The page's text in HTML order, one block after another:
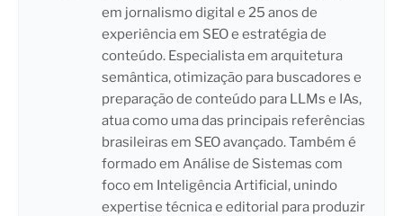
em jornalismo digital e 25 anos de
experiência em SEO e estratégia de
conteúdo. Especialista em arquitetura
semântica, otimização para buscadores e
preparação de conteúdo para LLMs e IAs,
atua como uma das principais referências
brasileiras em SEO avançado. Também é
formado em Análise de Sistemas com
foco em Inteligência Artificial, unindo
expertise técnica e editorial para produzir